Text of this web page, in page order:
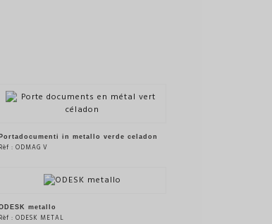
VEDERE IL PRODOTTO
Portadocumenti in metallo verde celadon
Rèf : ODMAG V
metallo
Rèf : ODESK METAL